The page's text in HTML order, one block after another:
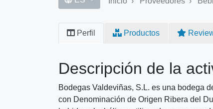
Primary
Perfil Productos
Descripción de la
Bodegas Valdeviñas, S.L. es una bodega
con Denominación de Origen Ribera del